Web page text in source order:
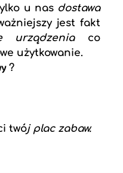
u nas dostawa
jest fakt
urządzenia co
użytkowanie.
?
twój plac zabaw.